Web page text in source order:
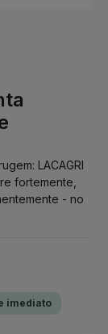
LACAGRI
fortemente,
- no
imediato